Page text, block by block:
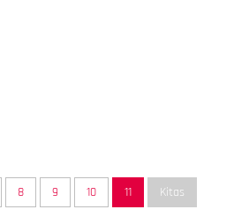
8 9 10 11 Kitas